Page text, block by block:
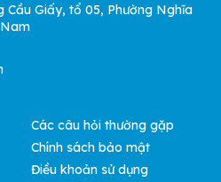
Cầu Giấy, tổ 05, Phường Nghĩa
Các câu hỏi thường gặp
Chính sách bảo mật
Điều khoản sử dụng